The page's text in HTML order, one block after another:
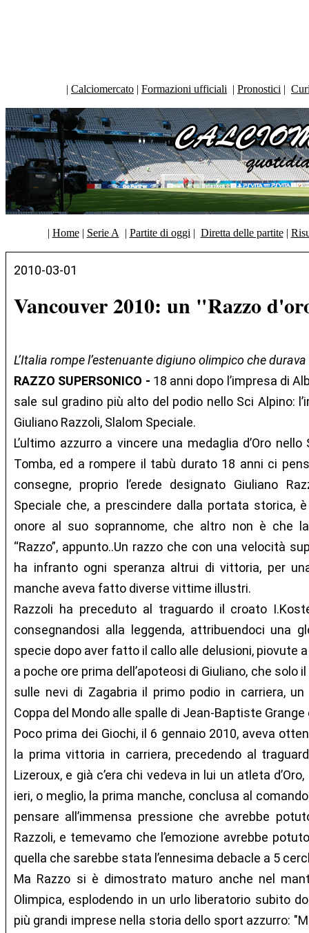
| Calciomercato | Formazioni ufficiali | Pronostici |
| Home| Serie A | Partite di oggi | Diretta delle partite|
2010-03-01
Vancouver 2010: un "Razzo
L’Italia rompe l’estenuante digiuno olimpico che
RAZZO SUPERSONICO - 18 anni dopo l’impresa di
sale sul gradino più alto del podio nello Sci Alpino:
Giuliano Razzoli, Slalom Speciale.
L’ultimo azzurro a vincere una medaglia d’Oro
Tomba, ed a rompere il tabù durato 18 anni ci
consegne, proprio l’erede designato Giuliano
Speciale che, a prescindere dalla portata storica,
onore al suo soprannome, che altro non è che
“Razzo”, appunto..Un razzo che con una velocità
ha infranto ogni speranza altrui di vittoria, per
manche aveva fatto diverse vittime illustri.
Razzoli ha preceduto al traguardo il croato
consegnandosi alla leggenda, attribuendoci una
specie dopo aver fatto il callo alle delusioni, piovute
a poche ore prima dell’apoteosi di Giuliano, che solo
sulle nevi di Zagabria il primo podio in carriera,
Coppa del Mondo alle spalle di Jean-Baptiste
Poco prima dei Giochi, il 6 gennaio 2010, aveva
la prima vittoria in carriera, precedendo al
Lizeroux, e già c’era chi vedeva in lui un atleta
ieri, o meglio, la prima manche, conclusa al
pensare all’immensa pressione che avrebbe
Razzoli, e temevamo che l’emozione avrebbe
quella che sarebbe stata l’ennesima debacle a 5
Ma Razzo si è dimostrato maturo anche nel
Olimpica, esplodendo in un urlo liberatorio subito
più grandi imprese nella storia dello sport azzurro: